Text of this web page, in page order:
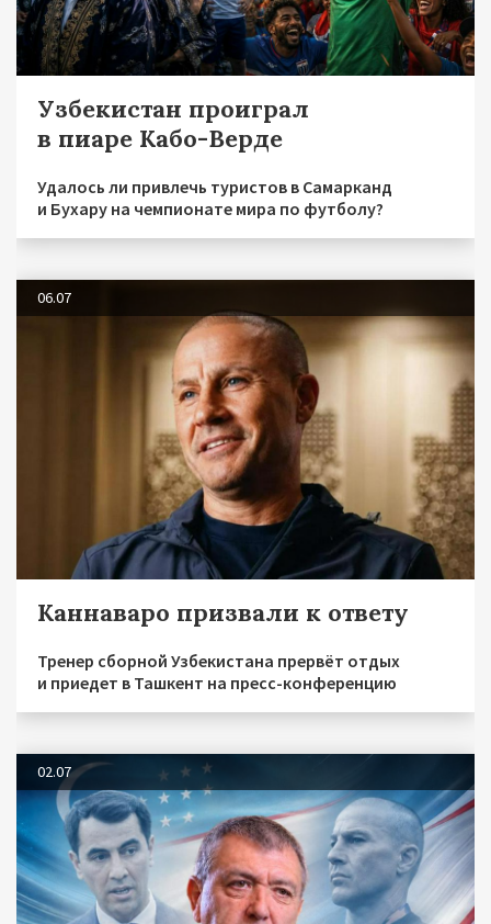
Узбекистан проиграл
в пиаре Кабо-Верде
Удалось ли привлечь туристов в Самарканд
и Бухару на чемпионате мира по футболу?
06.07
Каннаваро призвали к ответу
Тренер сборной Узбекистана прервёт отдых
и приедет в Ташкент на пресс-конференцию
02.07